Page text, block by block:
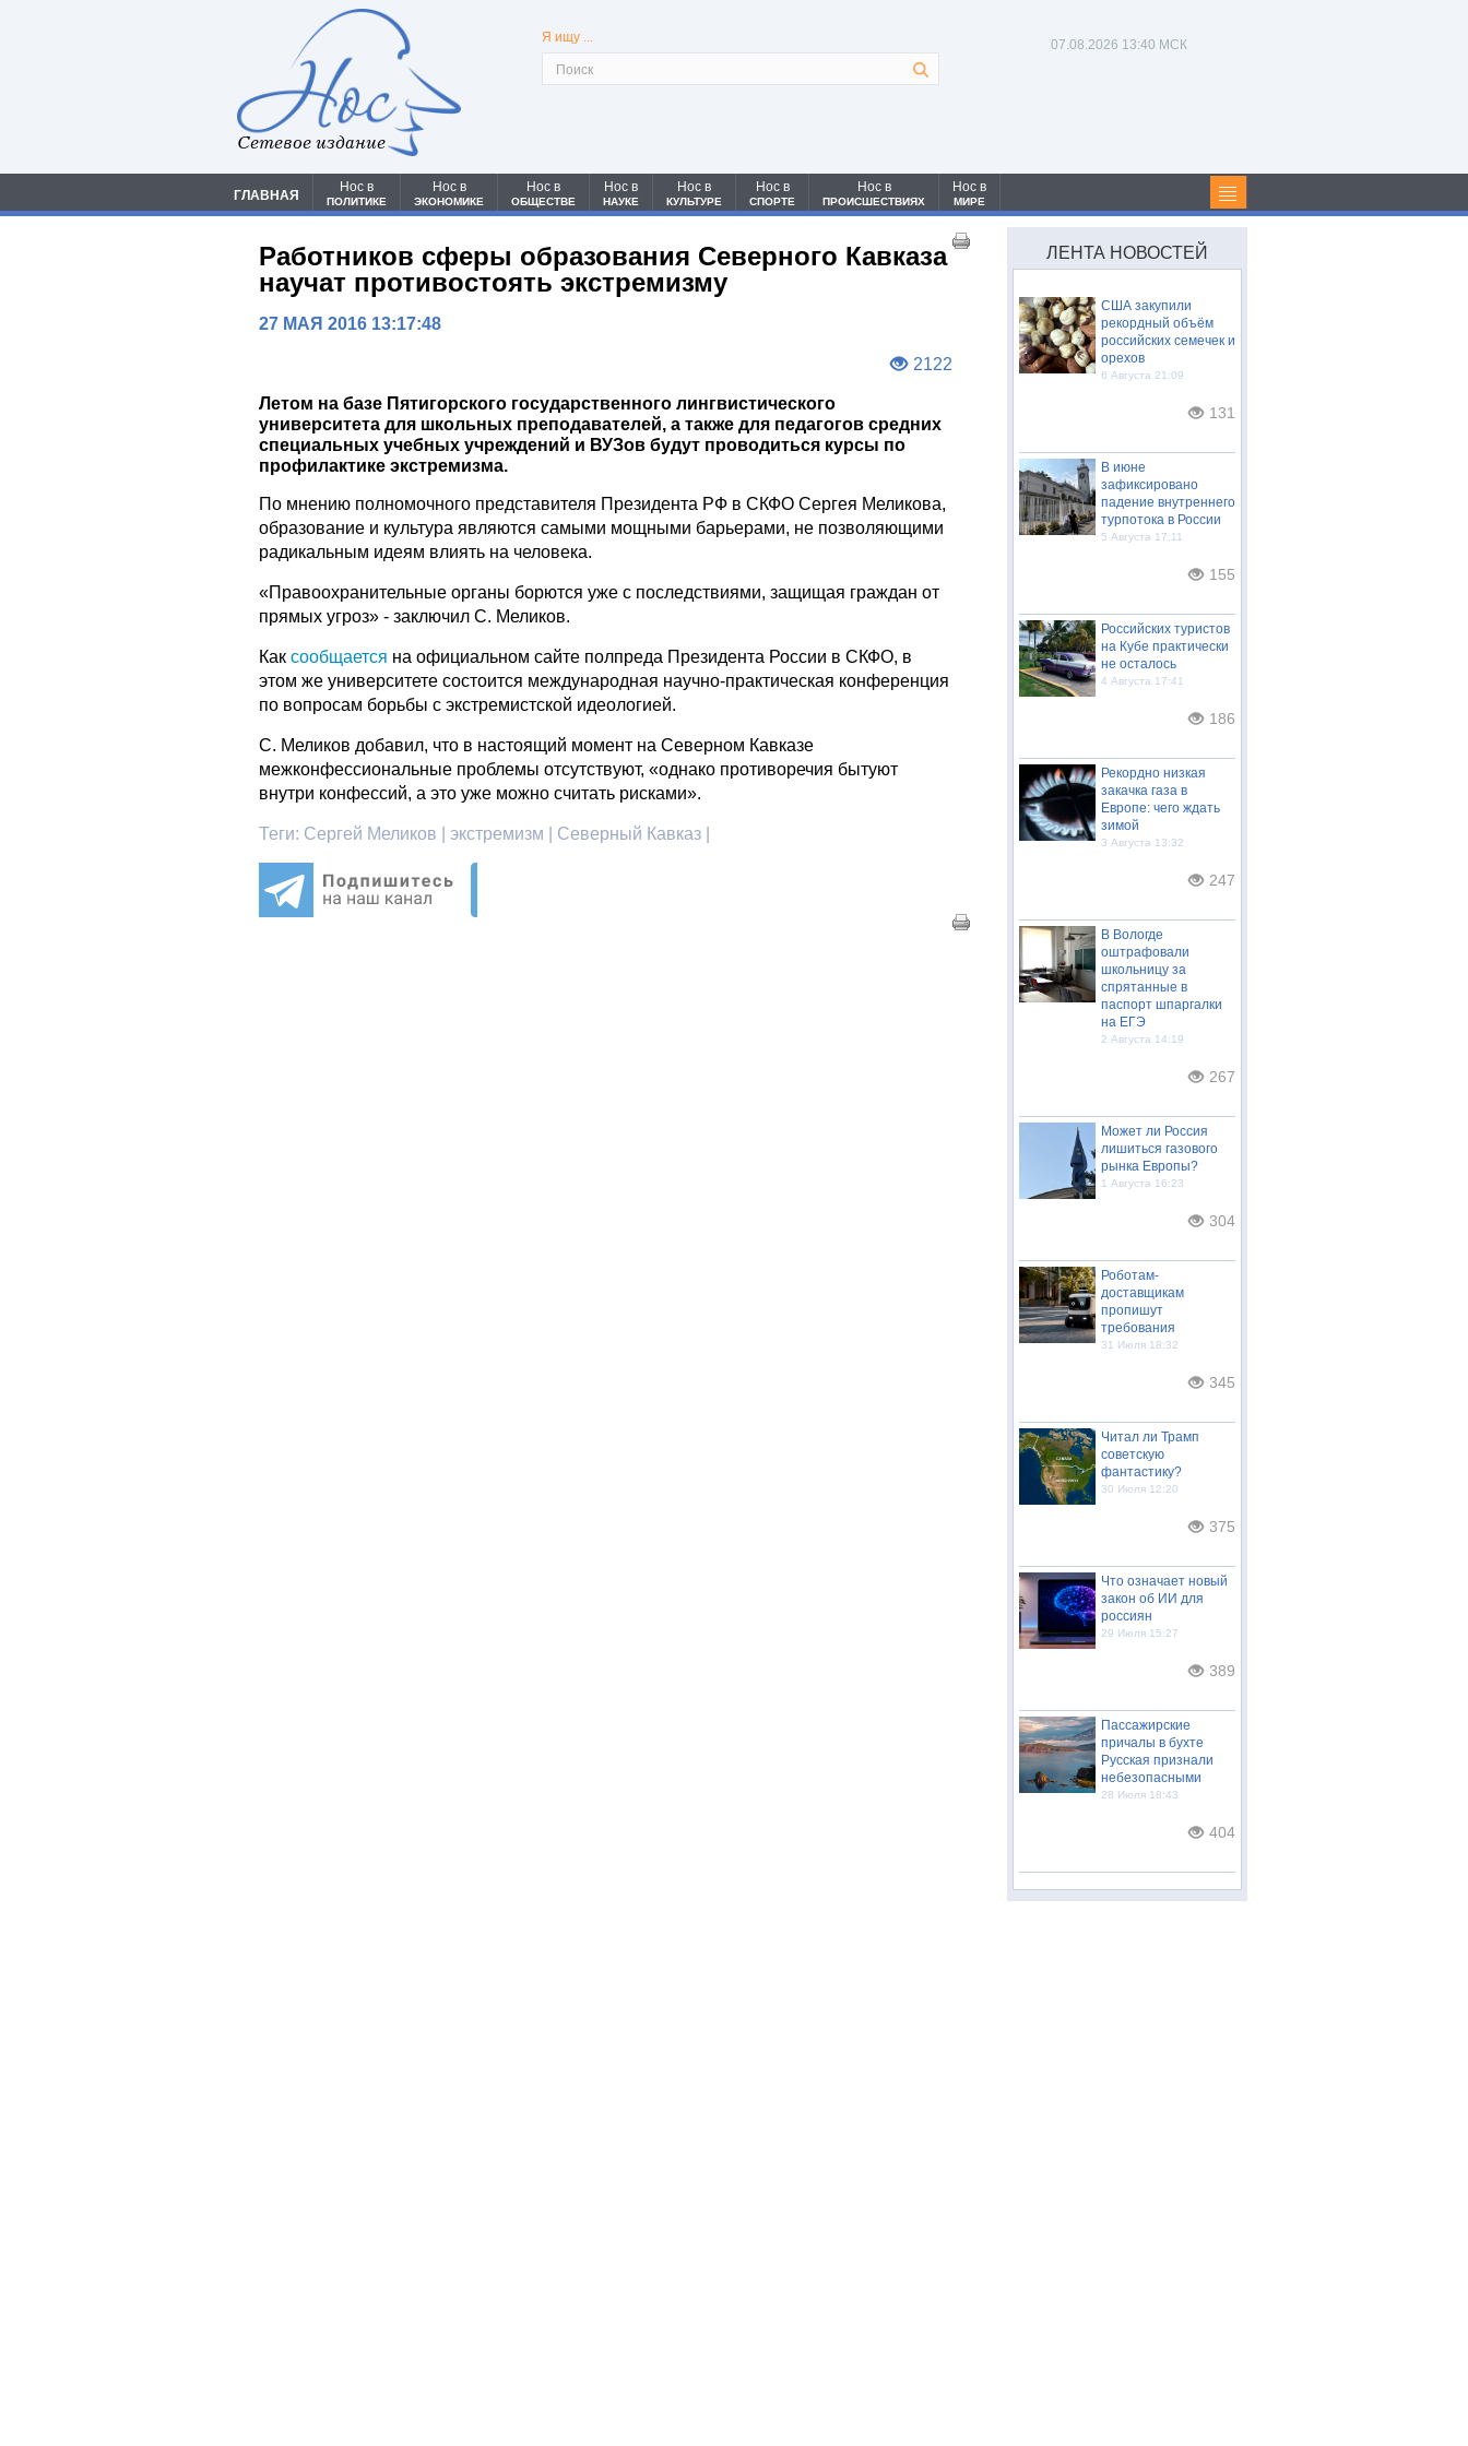
Сетевое издание
Я ищу ... 07.08.2026 13:40 МСК
ГЛАВНАЯ
Нос в
ПОЛИТИКЕ
Нос в
ЭКОНОМИКЕ
Нос в
ОБЩЕСТВЕ
Нос в
НАУКЕ
Нос в
КУЛЬТУРЕ
Нос в
СПОРТЕ
Нос в
ПРОИСШЕСТВИЯХ
Нос в
МИРЕ
Работников сферы образования Северного Кавказа
научат противостоять экстремизму
27 МАЯ 2016 13:17:48
2122
Летом на базе Пятигорского государственного лингвистического
университета для школьных преподавателей, а также для педагогов средних
специальных учебных учреждений и ВУЗов будут проводиться курсы по
профилактике экстремизма.
По мнению полномочного представителя Президента РФ в СКФО Сергея Меликова,
образование и культура являются самыми мощными барьерами, не позволяющими
радикальным идеям влиять на человека.
«Правоохранительные органы борются уже с последствиями, защищая граждан от
прямых угроз» - заключил С. Меликов.
Каксообщается на официальном сайте полпреда Президента России в СКФО, в
этом же университете состоится международная научно-практическая конференция
по вопросам борьбы с экстремистской идеологией.
С. Меликов добавил, что в настоящий момент на Северном Кавказе
межконфессиональные проблемы отсутствуют, «однако противоречия бытуют
внутри конфессий, а это уже можно считать рисками».
Теги: Сергей Меликов | экстремизм | Северный Кавказ |
ЛЕНТА НОВОСТЕЙ
США закупили
рекордный объём
российских семечек и
орехов
6 Августа 21:09
131
В июне
зафиксировано
падение внутреннего
турпотока в России
5 Августа 17:11
155
Российских туристов
на Кубе практически
не осталось
4 Августа 17:41
186
Рекордно низкая
закачка газа в
Европе: чего ждать
зимой
3 Августа 13:32
247
В Вологде
оштрафовали
школьницу за
спрятанные в
паспорт шпаргалки
на ЕГЭ
2 Августа 14:19
267
Может ли Россия
лишиться газового
рынка Европы?
1 Августа 16:23
304
Роботам-
доставщикам
пропишут
требования
31 Июля 18:32
345
Читал ли Трамп
советскую
фантастику?
30 Июля 12:20
375
Что означает новый
закон об ИИ для
россиян
29 Июля 15:27
389
Пассажирские
причалы в бухте
Русская признали
небезопасными
28 Июля 18:43
404